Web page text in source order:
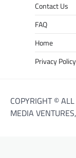
Contact Us
FAQ
Home
Privacy Policy
COPYRIGHT ©
MEDIA